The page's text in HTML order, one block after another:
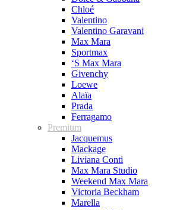
Chloé
Valentino
Valentino Garavani
Max Mara
Sportmax
‘S Max Mara
Givenchy
Loewe
Alaïa
Prada
Ferragamo
Premium
Jacquemus
Mackage
Liviana Conti
Max Mara Studio
Weekend Max Mara
Victoria Beckham
Marella